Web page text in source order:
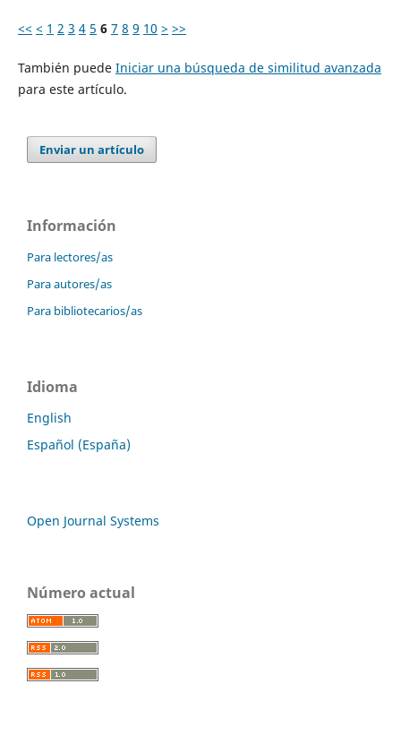
<< < 1 2 3 4 5 6 7 8 9 10 > >>
También puede Iniciar una búsqueda de similitud avanzada
para este artículo.
Enviar un artículo
Información
Para lectores/as
Para autores/as
Para bibliotecarios/as
Idioma
English
Español (España)
Open Journal Systems
Número actual